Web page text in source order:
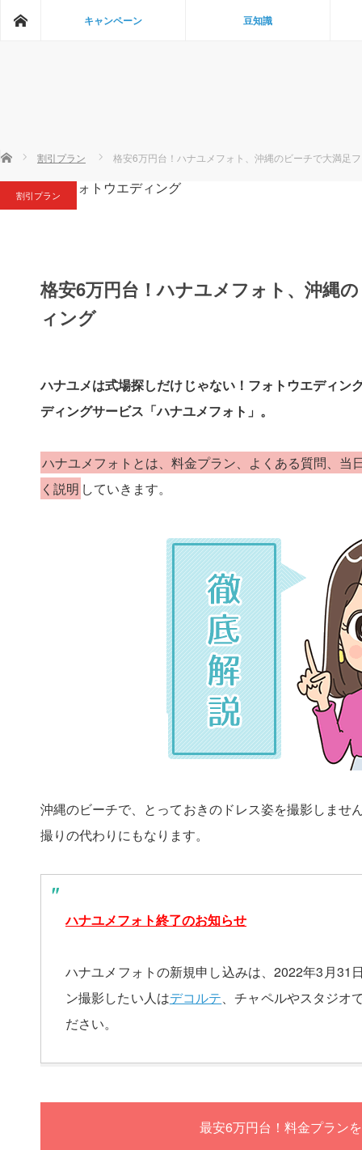
キャンペーン 豆知識
ホーム 割引プラン 格安6万円台！ハナユメフォト、沖縄のビーチで大満足
割引プラン
格安6万円台！ハナユメフォト、沖縄
ィング
ハナユメは式場探しだけじゃない！フォトウエディン
ディングサービス「ハナユメフォト」。
ハナユメフォトとは、料金プラン、よくある質問、当
く説明 していきます。
沖縄のビーチで、とっておきのドレス姿を撮影しませ
撮りの代わりにもなります。
ハナユメフォト終了のお知らせ
ハナユメフォトの新規申し込みは、2022年3月31
ン撮影したい人はデコルテ、チャペルやスタジオ
ださい。
最安6万円台！料金プラン